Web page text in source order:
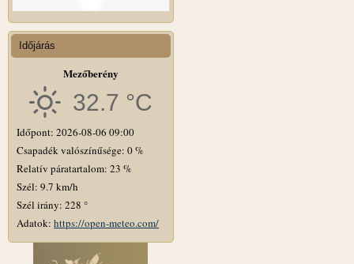
Időjárás
Mezőberény
32.7 °C
Időpont: 2026-08-06 09:00
Csapadék valószínűsége: 0 %
Relatív páratartalom: 23 %
Szél: 9.7 km/h
Szél irány: 228 °
Adatok: https://open-meteo.com/